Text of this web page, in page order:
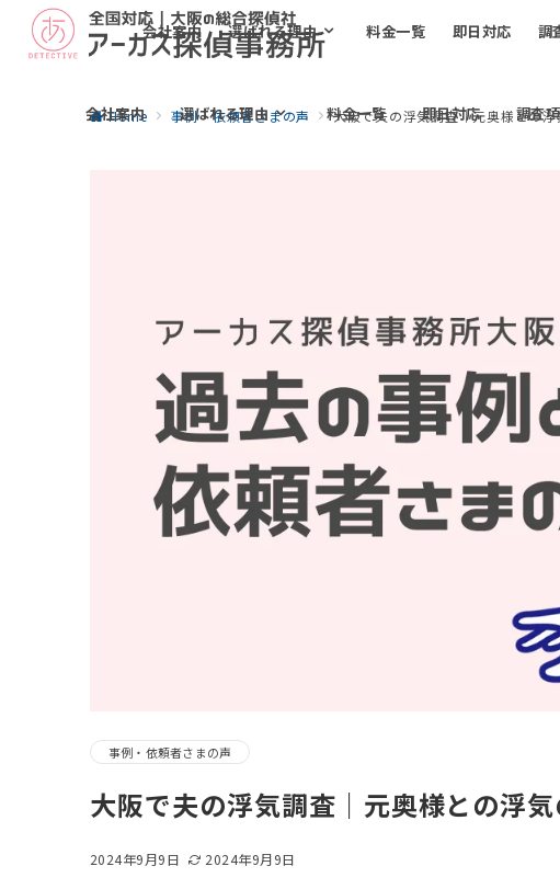
会社案内 選ばれる理由 料金一覧 即日対応 調査
会社案内 選ばれる理由 料金一覧 即日対応 調
Home 事例・依頼者さまの声 大阪で夫の浮気調査｜元奥様との
事例・依頼者さまの声
大阪で夫の浮気調査｜元奥様との浮
2024年9月9日 2024年9月9日